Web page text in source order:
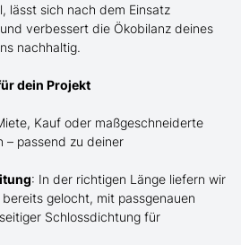
lässt sich nach dem Einsatz
verbessert die Ökobilanz deines
nachhaltig.
dein Projekt
Kauf oder maßgeschneiderte
– passend zu deiner
: In der richtigen Länge liefern wir
bereits gelocht, mit passgenauen
Schlossdichtung für